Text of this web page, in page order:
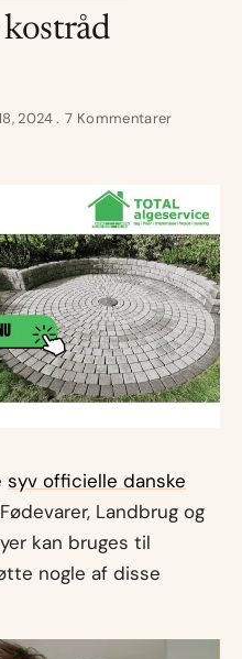
2024 7 Kommentarer
syv officielle danske
Landbrug og
kan bruges til
nogle af disse